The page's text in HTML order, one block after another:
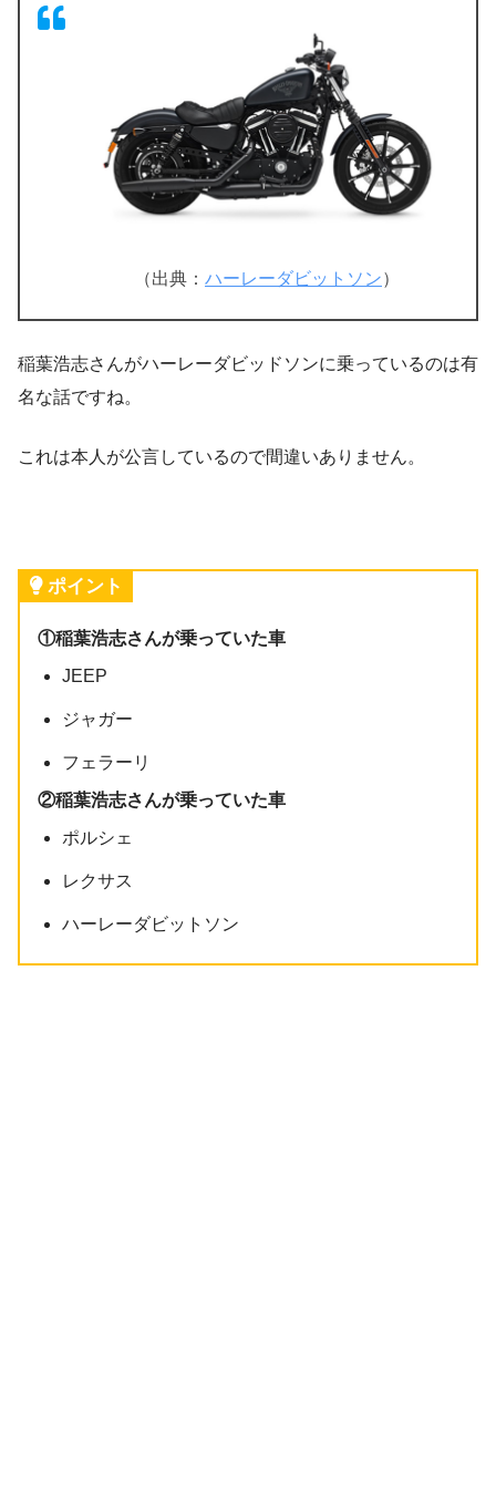
（出典： ハーレーダビットソン）
稲葉浩志さんがハーレーダビッドソンに乗っているのは有
名な話ですね。
これは本人が公言しているので間違いありません。
ポイント
①稲葉浩志さんが乗っていた車
JEEP
ジャガー
フェラーリ
②稲葉浩志さんが乗っていた車
ポルシェ
レクサス
ハーレーダビットソン